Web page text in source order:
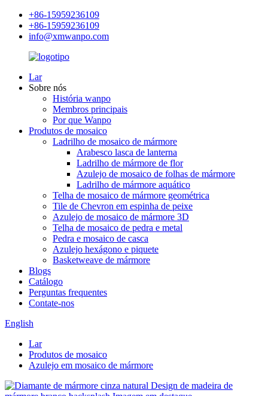
+86-15959236109
+86-15959236109
info@xmwanpo.com
Lar
Sobre nós
História wanpo
Membros principais
Por que Wanpo
Produtos de mosaico
Ladrilho de mosaico de mármore
Arabesco lasca de lanterna
Ladrilho de mármore de flor
Azulejo de mosaico de folhas de mármore
Ladrilho de mármore aquático
Telha de mosaico de mármore geométrica
Tile de Chevron em espinha de peixe
Azulejo de mosaico de mármore 3D
Telha de mosaico de pedra e metal
Pedra e mosaico de casca
Azulejo hexágono e piquete
Basketweave de mármore
Blogs
Catálogo
Perguntas frequentes
Contate-nos
English
Lar
Produtos de mosaico
Azulejo em mosaico de mármore